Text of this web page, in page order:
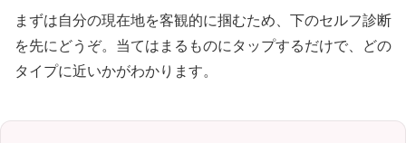
まずは自分の現在地を客観的に掴むため、下のセルフ診断
を先にどうぞ。当てはまるものにタップするだけで、どの
タイプに近いかがわかります。